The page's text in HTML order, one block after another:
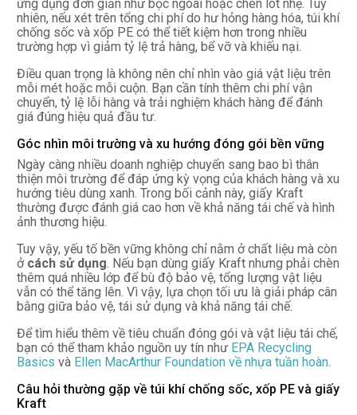
ứng dụng đơn giản như bọc ngoài hoặc chèn lót nhẹ. Tuy
nhiên, nếu xét trên tổng chi phí do hư hỏng hàng hóa, túi khí
chống sốc và xốp PE có thể tiết kiệm hơn trong nhiều
trường hợp vì giảm tỷ lệ trả hàng, bể vỡ và khiếu nại.
Điều quan trọng là không nên chỉ nhìn vào giá vật liệu trên
mỗi mét hoặc mỗi cuộn. Bạn cần tính thêm chi phí vận
chuyển, tỷ lệ lỗi hàng và trải nghiệm khách hàng để đánh
giá đúng hiệu quả đầu tư.
Góc nhìn môi trường và xu hướng đóng gói bền vững
Ngày càng nhiều doanh nghiệp chuyển sang bao bì thân
thiện môi trường để đáp ứng kỳ vọng của khách hàng và xu
hướng tiêu dùng xanh. Trong bối cảnh này, giấy Kraft
thường được đánh giá cao hơn về khả năng tái chế và hình
ảnh thương hiệu.
Tuy vậy, yếu tố bền vững không chỉ nằm ở chất liệu mà còn
ở cách sử dụng . Nếu bạn dùng giấy Kraft nhưng phải chèn
thêm quá nhiều lớp để bù độ bảo vệ, tổng lượng vật liệu
vẫn có thể tăng lên. Vì vậy, lựa chọn tối ưu là giải pháp cân
bằng giữa bảo vệ, tái sử dụng và khả năng tái chế.
Để tìm hiểu thêm về tiêu chuẩn đóng gói và vật liệu tái chế,
bạn có thể tham khảo nguồn uy tín như EPA Recycling
Basics và Ellen MacArthur Foundation về nhựa tuần hoàn
Câu hỏi thường gặp về túi khí chống sốc, xốp PE và giấy
Kraft